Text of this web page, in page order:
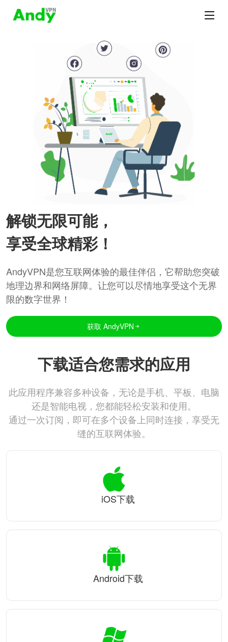
解锁无限可能，
享受全球精彩！
AndyVPN是您互联网体验的最佳伴侣，它帮助您突破
地理边界和网络屏障。让您可以尽情地享受这个无界
限的数字世界！
获取 AndyVPN
下载适合您需求的应用
此应用程序兼容多种设备，无论是手机、平板、电脑
还是智能电视，您都能轻松安装和使用。
通过一次订阅，即可在多个设备上同时连接，享受无
缝的互联网体验。
iOS下载
Android下载